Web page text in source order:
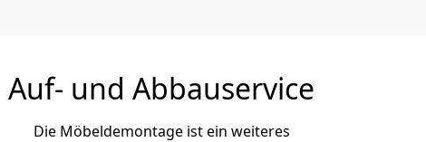
Auf- und Abbauservice
Die Möbeldemontage ist ein weiteres